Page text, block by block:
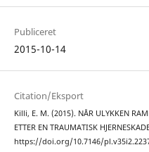
Publiceret
2015-10-14
Citation/Eksport
Killi, E. M. (2015). NÅR ULYKKEN
ETTER EN TRAUMATISK
https://doi.org/10.7146/